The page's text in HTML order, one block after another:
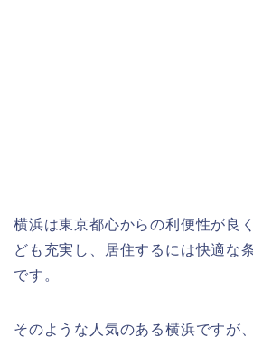
横浜は東京都心からの利便性が良
ども充実し、居住するには快適な
です。
そのような人気のある横浜ですが